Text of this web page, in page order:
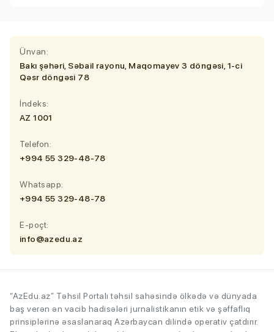
Ünvan:
Bakı şəhəri, Səbail rayonu, Maqomayev 3 döngəsi, 1-ci
Qəsr döngəsi 78
İndeks:
AZ 1001
Telefon:
+994 55 329-48-78
Whatsapp:
+994 55 329-48-78
E-poçt:
info@azedu.az
“AzEdu.az” Təhsil Portalı təhsil sahəsində ölkədə və dünyada
baş verən ən vacib hadisələri jurnalistikanın etik və şəffaflıq
prinsiplərinə əsaslanaraq Azərbaycan dilində operativ çatdırır.